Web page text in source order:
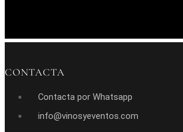
CONTACTA
Contacta por Whatsapp
info@vinosyeventos.com